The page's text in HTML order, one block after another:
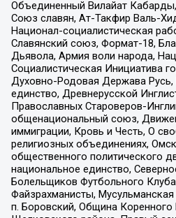
Объединенный Вилайат
Союз славян, Ат-Такфир Валь-
Национал-социалистическая
Славянский союз, Формат-18,
Дьявола, Армия воли народа,
Социалистическая Инициатива
Духовно-Родовая Держава Русь,
единство, Древнерусской
Православных Староверов-
общенациональный союз,
иммиграции, Кровь и Честь, О
религиозных объединениях,
общественного политического
национальное единство,
Болельщиков Футбольного
Файзрахманисты, Мусульманская
п. Боровский, Община Коренного